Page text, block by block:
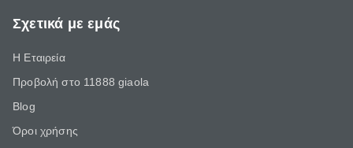
Σχετικά με εμάς
Η Εταιρεία
Προβολή στο 11888 giaola
Blog
Όροι χρήσης